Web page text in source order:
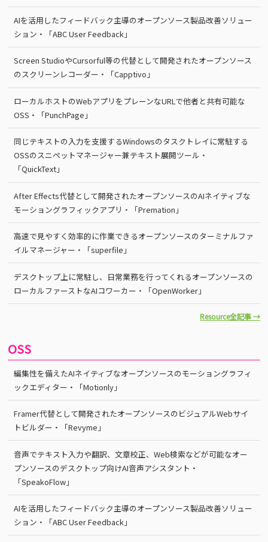
AIを活用したフィードバック主導のオープンソース製品改善ソリュー
ション・「ABC User Feedback」
Screen StudioやCursorful等の代替として開発されたオープンソース
のスクリーンレコーダー・「Capptivo」
ローカルホストのWebアプリをプレーンなURLで他者と共有可能な
OSS・「PunchPage」
同じテキストの入力を支援するWindowsのタスクトレイに常駐する
OSSのスニペットマネージャー兼テキスト展開ツール・
「QuickText」
After Effects代替として開発されたオープンソースのAIネイティブな
モーショングラフィックアプリ・「Premation」
高速で見やすく効率的に作業できるオープンソースのターミナルファ
イルマネージャー・「superfile」
デスクトップ上に常駐し、日常業務を行ってくれるオープンソースの
ローカルファーストなAIコワーカー・「OpenWorker」
Resource全記事 →
OSS
編集性を備えたAIネイティブなオープンソースのモーショングラフィ
ックエディター・「Motionly」
Framer代替として開発されたオープンソースのビジュアルWebサイ
トビルダー・「Revyme」
音声でテキスト入力や翻訳、文章校正、Web検索などが可能なオー
プンソースのデスクトップ向けAI音声アシスタント・
「SpeakoFlow」
AIを活用したフィードバック主導のオープンソース製品改善ソリュー
ション・「ABC User Feedback」